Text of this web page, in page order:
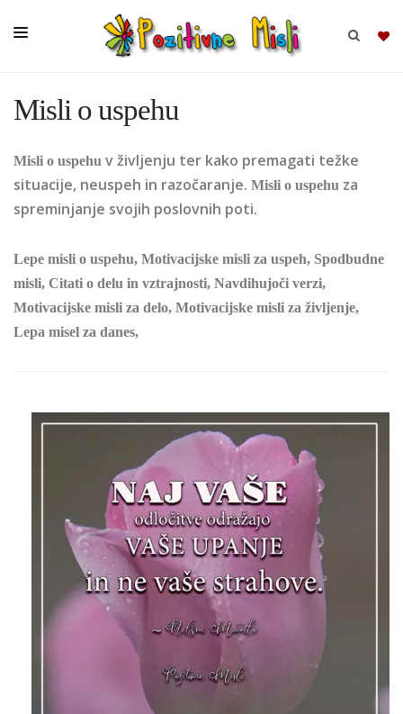
SKUPINE
MISLI
Misli o uspehu
Misli o uspehu v življenju ter kako premagati težke
situacije, neuspeh in razočaranje. Misli o uspehu za
spreminjanje svojih poslovnih poti.
Lepe misli o uspehu, Motivacijske misli za uspeh, Spodbudne
misli, Citati o delu in vztrajnosti, Navdihujoči verzi,
Motivacijske misli za delo, Motivacijske misli za življenje,
Lepa misel za danes,